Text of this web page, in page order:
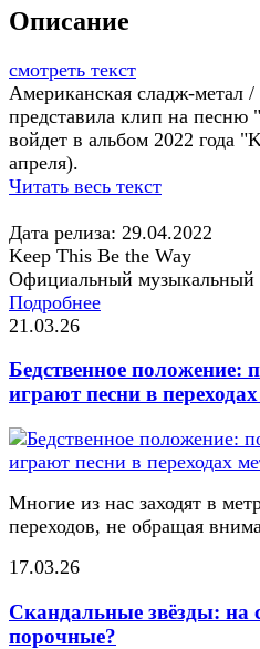
Описание
смотреть текст
Американская сладж-метал
представила клип на песню
войдет в альбом 2022 года
апреля).
Читать весь текст
Дата релиза: 29.04.2022
Keep This Be the Way
Официальный музыкальный
Подробнее
21.03.26
Бедственное
играют песни в
Многие из нас заходят в
переходов, не обращая
17.03.26
Скандальные звёзды: на
порочные?